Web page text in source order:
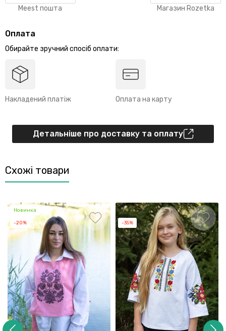
Meest пошта Магазин Rozetka
Оплата
Обирайте зручний спосіб оплати:
Накладений платіж Оплата на карту
Детальніше про доставку та оплату
Схожі товари
Новинка
-20% -35%